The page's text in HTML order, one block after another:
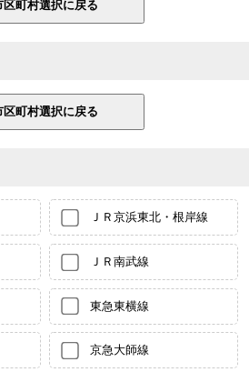
ＪＲ京浜東北・根岸線
ＪＲ南武線
東急東横線
京急大師線